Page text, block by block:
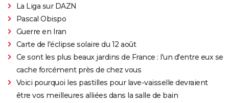
La Liga sur DAZN
Pascal Obispo
Guerre en Iran
Carte de l'éclipse solaire du 12 août
Ce sont les plus beaux jardins de France : l'un d'entre eux se
cache forcément près de chez vous
Voici pourquoi les pastilles pour lave-vaisselle devraient
être vos meilleures alliées dans la salle de bain